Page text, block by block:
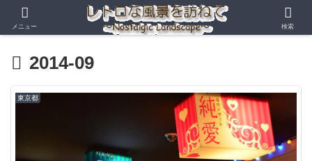
2014-09
東京都
メニュー 検索